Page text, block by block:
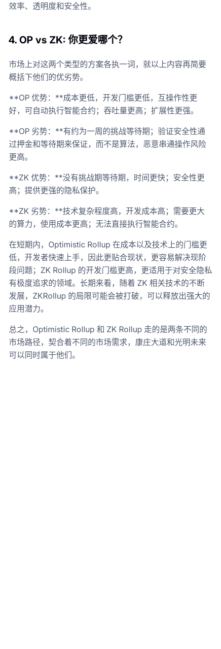
效率、透明度和安全性。
4. OP vs ZK: 你更爱哪个？
市场上对这两个类型的方案各执一词，就以上内容再简要
概括下他们的优劣势。
**OP 优势：**成本更低，开发门槛更低，互操作性更
好，可自动执行智能合约；吞吐量更高；扩展性更强。
**OP 劣势：**有约为一周的挑战等待期；验证安全性通
过押金和等待期来保证，而不是算法，恶意串通操作风险
更高。
**ZK 优势：**没有挑战期等待期，时间更快；安全性更
高；提供更强的隐私保护。
**ZK 劣势：**技术复杂程度高，开发成本高；需要更大
的算力，使用成本更高；无法直接执行智能合约。
在短期内，Optimistic Rollup 在成本以及技术上的门槛更
低，开发者快速上手，因此更贴合现状，更容易解决现阶
段问题；ZK Rollup 的开发门槛更高，更适用于对安全隐私
有极度追求的领域。长期来看，随着 ZK 相关技术的不断
发展，ZKRollup 的局限可能会被打破，可以释放出强大的
应用潜力。
总之，Optimistic Rollup 和 ZK Rollup 走的是两条不同的
市场路径，契合着不同的市场需求，康庄大道和光明未来
可以同时属于他们。